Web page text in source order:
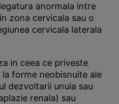
anormala intre
zona cervicala sau o
cervicala laterala
in ceea ce priveste
forme neobisnuite ale
dezvoltarii unuia sau
renala) sau